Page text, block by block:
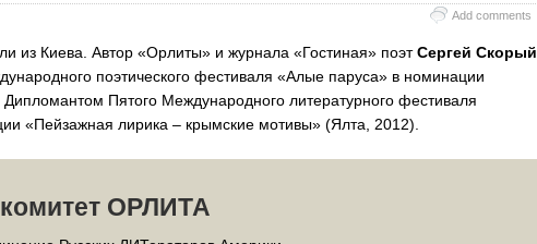
Add comments
из Киева. Автор «Орлиты» и журнала «Гостиная» поэтСергей Скорый
поэтического фестиваля «Алые паруса» в номинации
Пятого Международного литературного фестиваля
«Пейзажная лирика – крымские мотивы» (Ялта, 2012).
ОРЛИТА